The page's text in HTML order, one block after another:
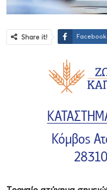
Share it! Facebook